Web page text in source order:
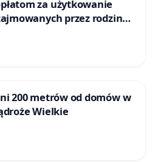
za użytkowanie
przez rodzinne
200 metrów od domów w
Wielkie